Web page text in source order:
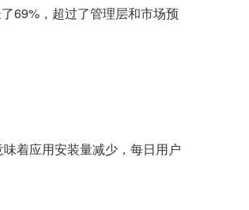
69%，超过了管理层和市场预
着应用安装量减少，每日用户